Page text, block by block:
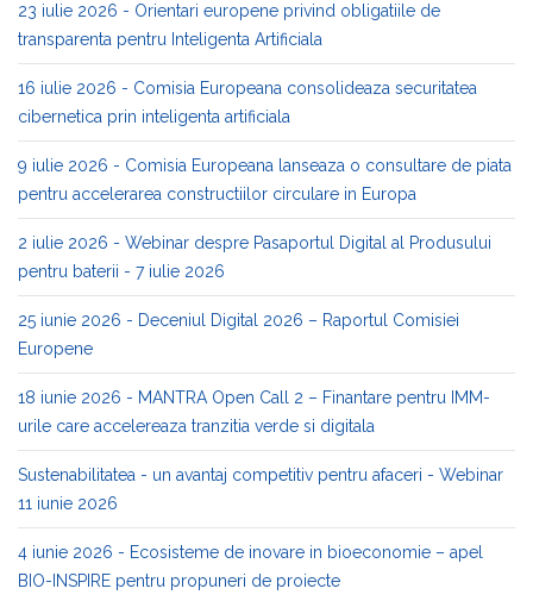
23 iulie 2026 - Orientari europene privind obligatiile de
transparenta pentru Inteligenta Artificiala
16 iulie 2026 - Comisia Europeana consolideaza securitatea
cibernetica prin inteligenta artificiala
9 iulie 2026 - Comisia Europeana lanseaza o consultare de piata
pentru accelerarea constructiilor circulare in Europa
2 iulie 2026 - Webinar despre Pasaportul Digital al Produsului
pentru baterii - 7 iulie 2026
25 iunie 2026 - Deceniul Digital 2026 – Raportul Comisiei
Europene
18 iunie 2026 - MANTRA Open Call 2 – Finantare pentru IMM-
urile care accelereaza tranzitia verde si digitala
Sustenabilitatea - un avantaj competitiv pentru afaceri - Webinar
11 iunie 2026
4 iunie 2026 - Ecosisteme de inovare in bioeconomie – apel
BIO-INSPIRE pentru propuneri de proiecte